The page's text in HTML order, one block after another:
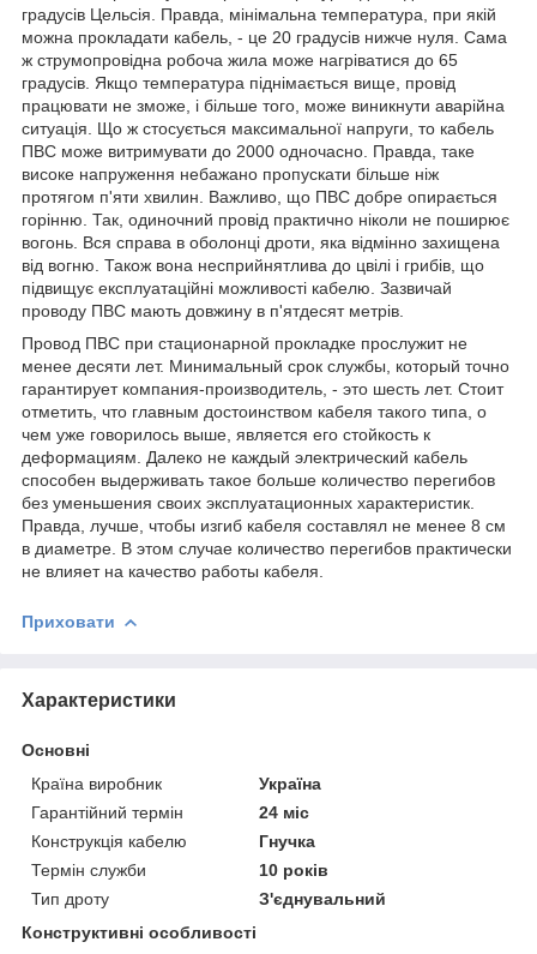
градусів Цельсія. Правда, мінімальна температура, при якій
можна прокладати кабель, - це 20 градусів нижче нуля. Сама
ж струмопровідна робоча жила може нагріватися до 65
градусів. Якщо температура піднімається вище, провід
працювати не зможе, і більше того, може виникнути аварійна
ситуація. Що ж стосується максимальної напруги, то кабель
ПВС може витримувати до 2000 одночасно. Правда, таке
високе напруження небажано пропускати більше ніж
протягом п'яти хвилин. Важливо, що ПВС добре опирається
горінню. Так, одиночний провід практично ніколи не поширює
вогонь. Вся справа в оболонці дроти, яка відмінно захищена
від вогню. Також вона несприйнятлива до цвілі і грибів, що
підвищує експлуатаційні можливості кабелю. Зазвичай
проводу ПВС мають довжину в п'ятдесят метрів.
Провод ПВС при стационарной прокладке прослужит не
менее десяти лет. Минимальный срок службы, который точно
гарантирует компания-производитель, - это шесть лет. Стоит
отметить, что главным достоинством кабеля такого типа, о
чем уже говорилось выше, является его стойкость к
деформациям. Далеко не каждый электрический кабель
способен выдерживать такое больше количество перегибов
без уменьшения своих эксплуатационных характеристик.
Правда, лучше, чтобы изгиб кабеля составлял не менее 8 см
в диаметре. В этом случае количество перегибов практически
не влияет на качество работы кабеля.
Приховати
Характеристики
Основні
Країна виробник
Україна
Гарантійний термін
24 міс
Конструкція кабелю
Гнучка
Термін служби
10 років
Тип дроту
З'єднувальний
Конструктивні особливості